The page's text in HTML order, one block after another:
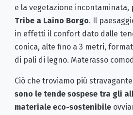
e la vegetazione incontaminata,
Tribe a Laino Borgo. Il
in effetti il confort dato dalle
conica, alte fino a 3 metri,
di pali di legno. Materasso
Ciò che troviamo più
sono le tende sospese tra gli
materiale eco-sostenibile